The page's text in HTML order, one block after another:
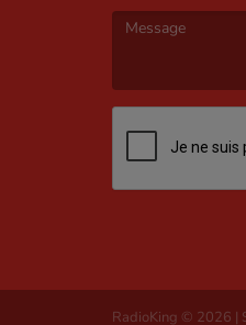
RadioKing © 2026 |